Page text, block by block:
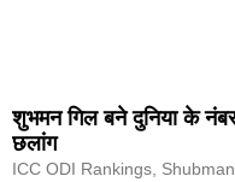
शुभमन गिल बने दुनिया के
छलांग
ICC ODI Rankings,